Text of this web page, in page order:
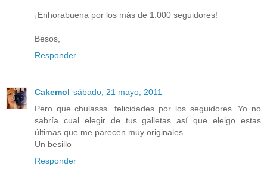
¡Enhorabuena por los más de 1.000 seguidores!
Besos,
Responder
Cakemol sábado, 21 mayo, 2011
Pero que chulasss...felicidades por los seguidores. Yo no
sabría cual elegir de tus galletas así que eleigo estas
últimas que me parecen muy originales.
Un besillo
Responder